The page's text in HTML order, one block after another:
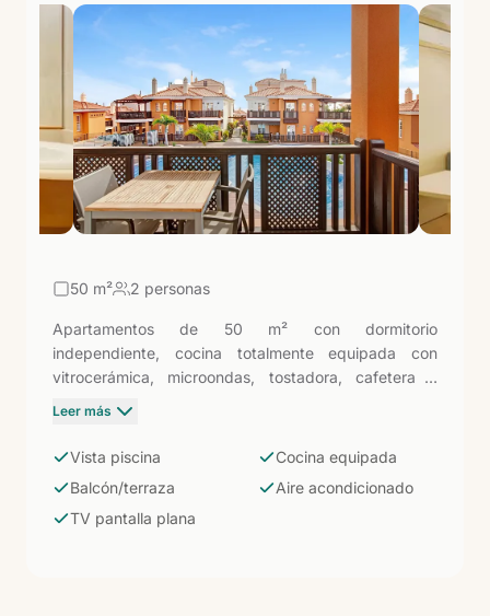
50 m² 2 personas
Apartamentos de 50 m² con dormitorio
independiente, cocina totalmente equipada con
vitrocerámica, microondas, tostadora, cafetera y
hervidor, salón con sofá y TV de pantalla plana.
y zona infantil. WiFi gratuito. En Arguineguín, a 1,2 km
perfecta para explorar la costa suroeste a tu ritmo,
con toda la independencia de un apartamento y la
Leer más
Vista piscina
Cocina equipada
Balcón/terraza
Aire acondicionado
TV pantalla plana